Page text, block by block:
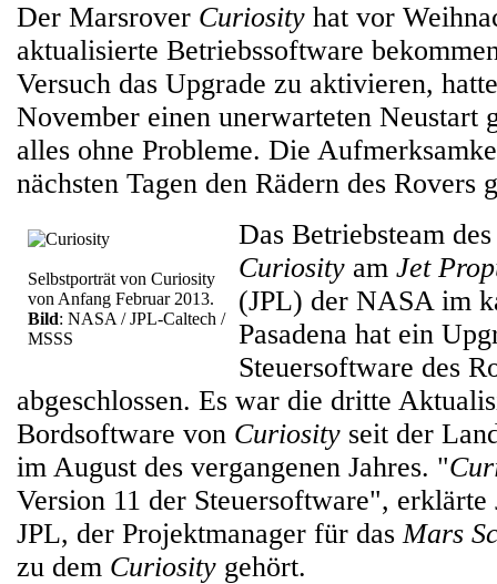
Der Marsrover Curiosity hat vor
aktualisierte Betriebssoftware
Versuch das Upgrade zu aktivieren,
November einen unerwarteten Neustart
alles ohne Probleme. Die
nächsten Tagen den Rädern des Rovers
Selbstporträt von Curiosity
von Anfang Februar 2013.
Bild: NASA / JPL-Caltech /
MSSS
Das Betriebsteam
Curiosity am Jet
(JPL) der NASA im
Pasadena hat ein
Steuersoftware des
abgeschlossen. Es war die dritte
Bordsoftware von Curiosity seit der
im August des vergangenen Jahres. "
Version 11 der Steuersoftware",
JPL, der Projektmanager für dasMars
zu dem Curiosity gehört.